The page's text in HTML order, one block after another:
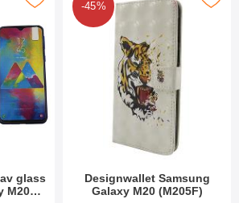
glass
M20
-45%
Designwallet Samsung
Galaxy M20 (M205F)